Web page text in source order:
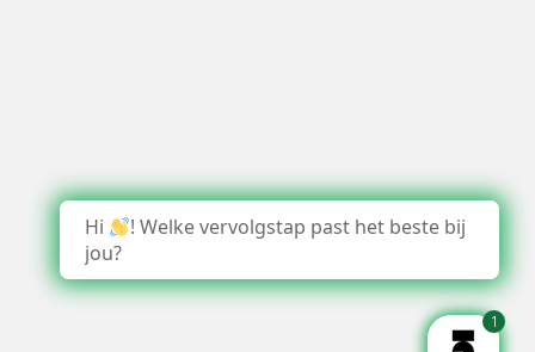
Hi
! Welke vervolgstap past het beste bij
jou?
1